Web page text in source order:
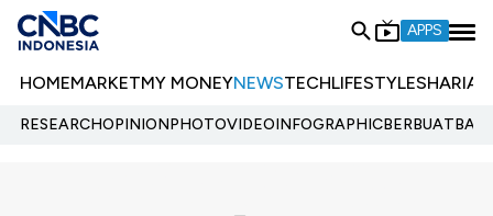
APPS
HOMEMARKETMY MONEYNEWSTECHLIFESTYLESHARIA
RESEARCHOPINIONPHOTOVIDEOINFOGRAPHIC